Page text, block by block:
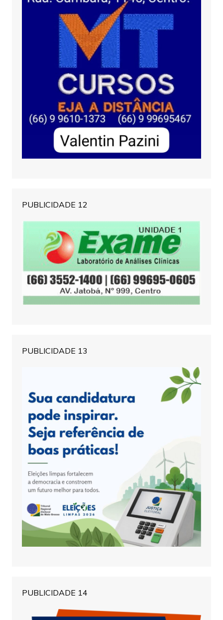
PUBLICIDADE 12
PUBLICIDADE 13
PUBLICIDADE 14